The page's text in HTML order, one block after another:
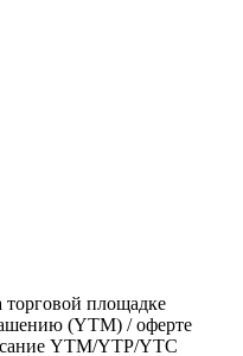
выпуск погашен